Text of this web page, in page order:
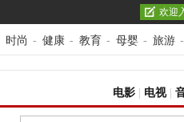
欢迎
时尚 - 健康 - 教育 - 母婴 - 旅游 -
电影 电视|